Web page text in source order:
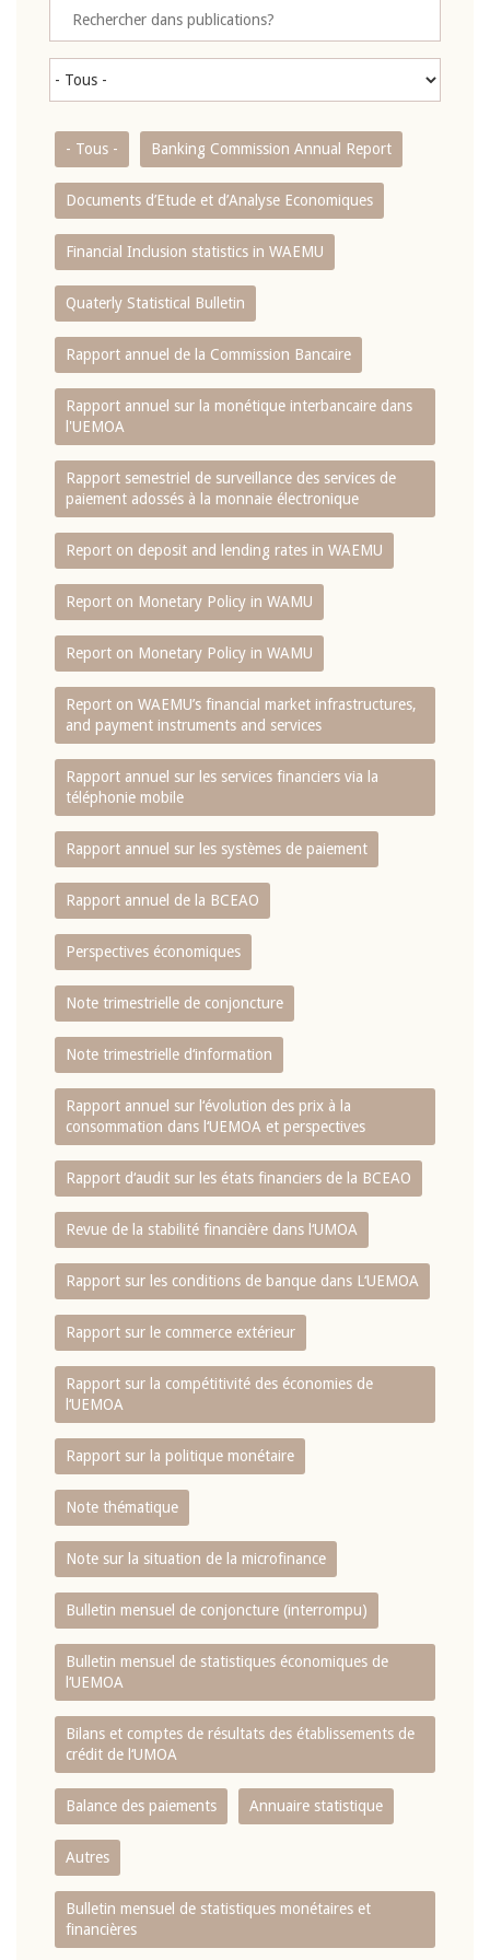
- Tous - Banking Commission Annual Report
Documents d’Etude et d’Analyse Economiques
Financial Inclusion statistics in WAEMU
Quaterly Statistical Bulletin
Rapport annuel de la Commission Bancaire
Rapport annuel sur la monétique interbancaire dans
l'UEMOA
Rapport semestriel de surveillance des services de
paiement adossés à la monnaie électronique
Report on deposit and lending rates in WAEMU
Report on Monetary Policy in WAMU
Report on Monetary Policy in WAMU
Report on WAEMU’s financial market infrastructures,
and payment instruments and services
Rapport annuel sur les services financiers via la
téléphonie mobile
Rapport annuel sur les systèmes de paiement
Rapport annuel de la BCEAO
Perspectives économiques
Note trimestrielle de conjoncture
Note trimestrielle d‘information
Rapport annuel sur l‘évolution des prix à la
consommation dans l‘UEMOA et perspectives
Rapport d‘audit sur les états financiers de la BCEAO
Revue de la stabilité financière dans l‘UMOA
Rapport sur les conditions de banque dans L‘UEMOA
Rapport sur le commerce extérieur
Rapport sur la compétitivité des économies de
l‘UEMOA
Rapport sur la politique monétaire
Note thématique
Note sur la situation de la microfinance
Bulletin mensuel de conjoncture (interrompu)
Bulletin mensuel de statistiques économiques de
l‘UEMOA
Bilans et comptes de résultats des établissements de
crédit de l‘UMOA
Balance des paiements Annuaire statistique
Autres
Bulletin mensuel de statistiques monétaires et
financières